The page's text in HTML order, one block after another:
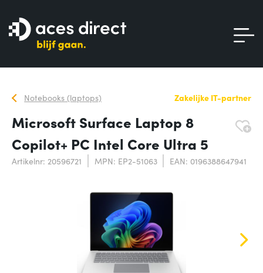
Notebooks (laptops) Zakelijke IT-partner
Microsoft Surface Laptop 8
Copilot+ PC Intel Core Ultra 5
Artikelnr: 20596721 MPN: EP2-51063 EAN: 0196388647941